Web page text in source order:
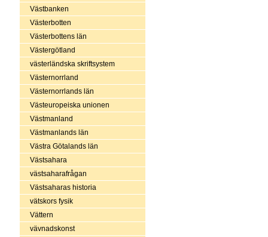
Västbanken
Västerbotten
Västerbottens län
Västergötland
västerländska skriftsystem
Västernorrland
Västernorrlands län
Västeuropeiska unionen
Västmanland
Västmanlands län
Västra Götalands län
Västsahara
västsaharafrågan
Västsaharas historia
vätskors fysik
Vättern
vävnadskonst